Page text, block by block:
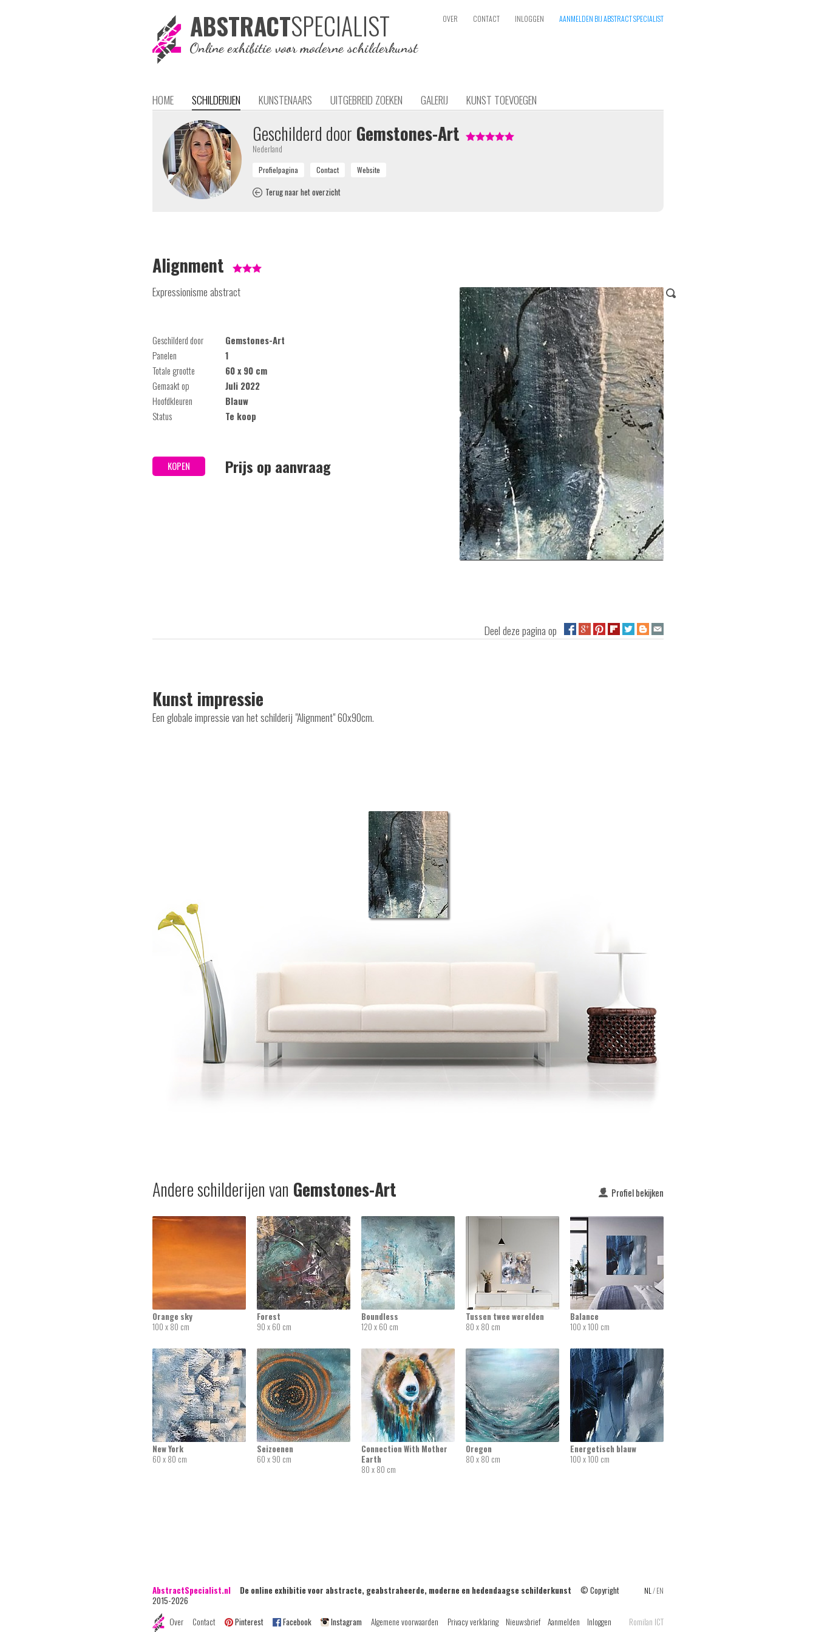
ABSTRACTSPECIALIST
Online exhibitie voor moderne schilderkunst
OVER CONTACT INLOGGEN AANMELDEN BIJ ABSTRACT SPECIALIST
HOME SCHILDERIJEN KUNSTENAARS UITGEBREID ZOEKEN GALERIJ KUNST TOEVOEGEN
Geschilderd door Gemstones-Art
Nederland
Terug naar het overzicht
Alignment
Expressionisme abstract
Geschilderd door
Gemstones-Art
Panelen
1
Totale grootte
60 x 90 cm
Gemaakt op
Juli 2022
Hoofdkleuren
Blauw
Status
Te koop
KOPEN Prijs op aanvraag
Deel deze pagina op
Kunst impressie
Een globale impressie van het schilderij "Alignment" 60x90cm.
Profiel bekijken
Andere schilderijen van Gemstones-Art
Orange sky
100 x 80 cm
Forest
90 x 60 cm
Boundless
120 x 60 cm
Tussen twee werelden
80 x 80 cm
Balance
100 x 100 cm
New York
60 x 80 cm
Seizoenen
60 x 90 cm
Connection With Mother
Earth
80 x 80 cm
Oregon
80 x 80 cm
Energetisch blauw
100 x 100 cm
NL /EN
AbstractSpecialist.nl De online exhibitie voor abstracte, geabstraheerde, moderne en hedendaagse schilderkunst © Copyright
2015-2026
Over
Contact Pinterest Facebook Instagram Algemene voorwaarden Privacy verklaring Nieuwsbrief Aanmelden Inloggen Romilan ICT